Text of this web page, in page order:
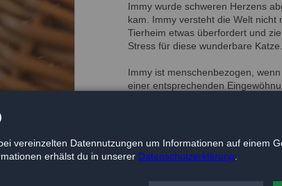
Immy wurde schweren Herzens
kam. Immy versteht die Welt nicht
Tierheim etwas überfordert und
Stress für diese wunderbare Katze.
Immy ist menschenbezogen,
einer entsprechenden
Andere Katzen möchte sie nicht
vereinzelten Datennutzungen um Informationen auf einem
erhälst du in unserer Datenschutzerklärung.